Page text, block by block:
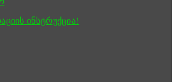
ინსტრუქცია!